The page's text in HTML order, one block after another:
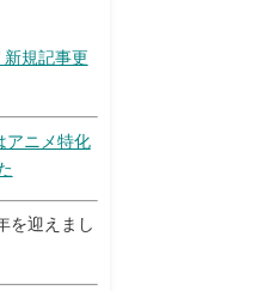
規記事更
アニメ特化
を迎えまし